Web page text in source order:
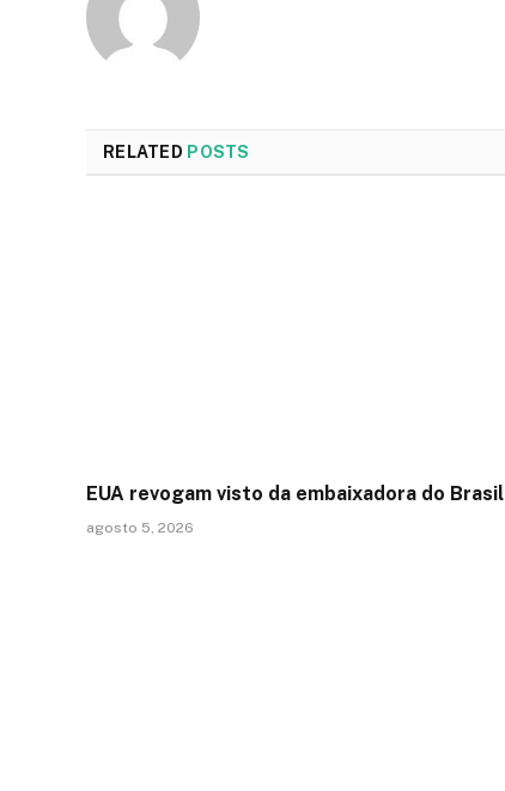
RELATED POSTS
EUA revogam visto da embaixadora do Brasil
agosto 5, 2026